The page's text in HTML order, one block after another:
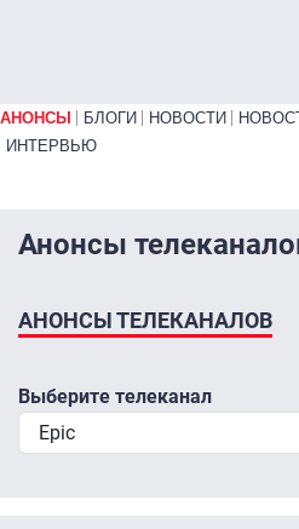
Primary links bottom
АНОНСЫ БЛОГИ НОВОСТИ
ИНТЕРВЬЮ
Анонсы
АНОНСЫ ТЕЛЕКАНАЛОВ
Выберите телеканал